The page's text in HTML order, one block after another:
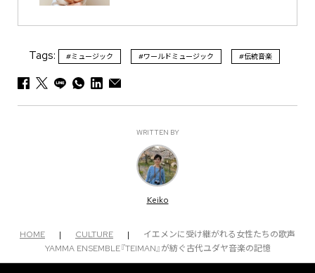
Tags: #ミュージック #ワールドミュージック #伝統音楽
WRITTEN BY
Keiko
HOME | CULTURE |
イエメンに受け継がれる女性たちの歌声
YAMMA ENSEMBLE『TEIMAN』が紡ぐ古代ユダヤ音楽の記憶